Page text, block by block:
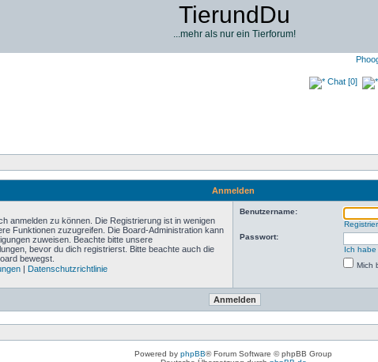
TierundDu
...mehr als nur ein Tierforum!
Chat [0]
Anmelden
anmelden zu können. Die Registrierung ist in wenigen
Funktionen zuzugreifen. Die Board-Administration kann
zuweisen. Beachte bitte unsere
bevor du dich registrierst. Bitte beachte auch die
bewegst.
| Datenschutzrichtlinie
Benutzername:
Passwort:
Ich habe
Mich
Powered by phpBB® Forum Software © phpBB Group